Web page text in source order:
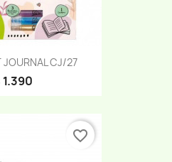
JOURNAL CJ/27
1.390
favorite_border